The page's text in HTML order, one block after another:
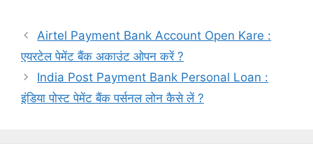
Airtel Payment Bank Account Open Kare :
एयरटेल पेमेंट बैंक अकाउंट ओपन करें ?
India Post Payment Bank Personal Loan :
इंडिया पोस्ट पेमेंट बैंक पर्सनल लोन कैसे लें ?